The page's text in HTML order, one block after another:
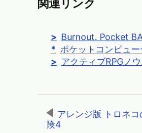
関連リンク
Burnout. Pocket
ポケットコンピュ
アクティブRPGノ
アレンジ版 トロネコ
険4